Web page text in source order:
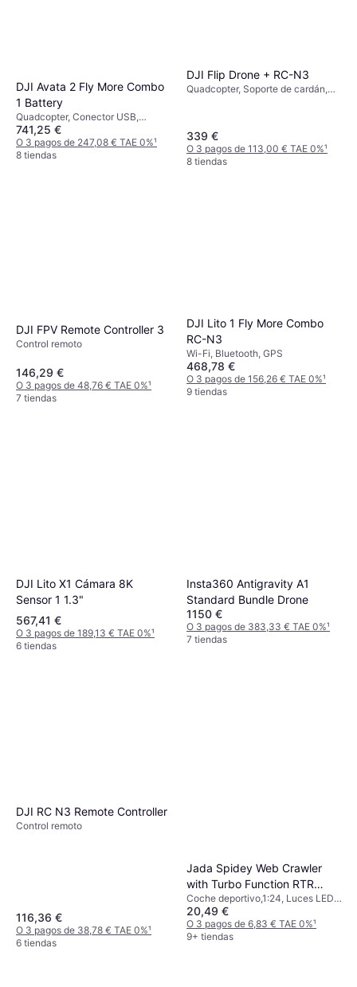
DJI Avata 2 Fly More Combo
1 Battery
Quadcopter, Conector USB,
Aplicación móvil, Cámara, Lector
de tarjetas de memoria, Protector
de hélice, Vista en primera
741,25 €
O 3 pagos de 247,08 € TAE 0%¹
8 tiendas
DJI Flip Drone + RC-N3
Quadcopter, Soporte de cardán,
Wi-Fi, GPS, Bluetooth
339 €
O 3 pagos de 113,00 € TAE 0%¹
8 tiendas
DJI FPV Remote Controller 3
Control remoto
146,29 €
O 3 pagos de 48,76 € TAE 0%¹
7 tiendas
DJI Lito 1 Fly More Combo
RC-N3
Wi-Fi, Bluetooth, GPS
468,78 €
O 3 pagos de 156,26 € TAE 0%¹
9 tiendas
DJI Lito X1 Cámara 8K
Sensor 1 1.3"
567,41 €
O 3 pagos de 189,13 € TAE 0%¹
6 tiendas
Insta360 Antigravity A1
Standard Bundle Drone
1150 €
O 3 pagos de 383,33 € TAE 0%¹
7 tiendas
DJI RC N3 Remote Controller
Control remoto
116,36 €
O 3 pagos de 38,78 € TAE 0%¹
6 tiendas
Jada Spidey Web Crawler
with Turbo Function RTR
‎203223000
Coche deportivo,1:24, Luces LED,
Transmisor de radio, Totalmente
ensamblado
20,49 €
O 3 pagos de 6,83 € TAE 0%¹
9+ tiendas